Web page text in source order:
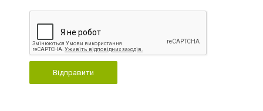
Відправити